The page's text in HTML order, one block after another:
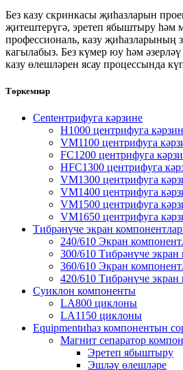
Без казу скринкасы җиһазларын
җитештерүгә, эретеп ябыштыру һәм
профессиональ, казу җиһазларының
кагылабыз. Без күмер юу һәм
казу өлешләрен ясау процессында
Төркемнәр
Centентрифуга кәрзине
H1000 центрифуга кәрзин
VM1100 центрифуга
FC1200 центрифуга
HFC1300 центрифуга
VM1300 центрифуга
VM1400 центрифуга
VM1500 центрифуга
VM1650 центрифуга
Тибрәнүче экран
240/610 Экран
300/610 Тибрәнүче
360/610 Экран
420/610 Тибрәнүче
Cyиклон компоненты
LA800 циклоны
LA1150 циклоны
Equipmentиһаз компонентын
Магнит сепаратор
Эретеп ябыштыру
Эшләү өлешләре